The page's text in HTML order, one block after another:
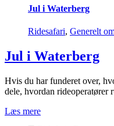
Jul i Waterberg
Ridesafari, Generelt
Jul i Waterberg
Hvis du har funderet over,
dele, hvordan
Læs mere